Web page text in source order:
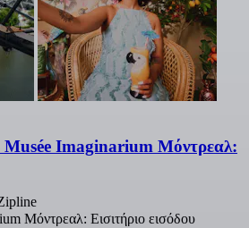
Imaginarium Μόντρεαλ:
Μόντρεαλ: Εισιτήριο εισόδου